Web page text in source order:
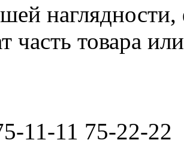
наглядности,
часть товара
11-11 75-22-22